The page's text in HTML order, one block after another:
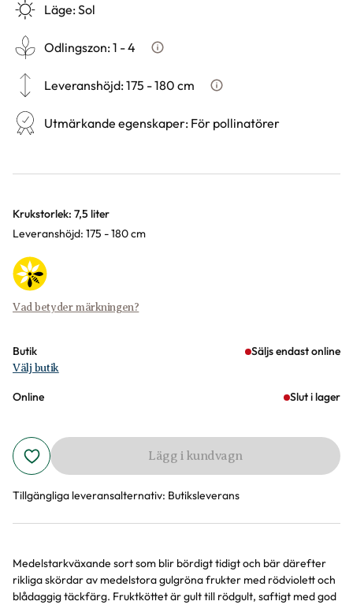
Läge:Sol
Odlingszon:1 - 4 Vad är odlingszon?
Leveranshöjd:175 - 180 cm Hur vi mäter leveranshöjd
Utmärkande egenskaper: För pollinatörer
Varianter
Krukstorlek: 7,5 liter
Leveranshöjd: 175 - 180 cm
Vad betyder märkningen?
Butik Säljs endast online
Välj butik
Online Slut i lager
Lägg i kundvagn
Tillgängliga leveransalternativ: Butiksleverans
Produktinformation
Medelstarkväxande sort som blir bördigt tidigt och bär därefter
rikliga skördar av medelstora gulgröna frukter med rödviolett och
blådaggig täckfärg. Fruktköttet är gult till rödgult, saftigt med god